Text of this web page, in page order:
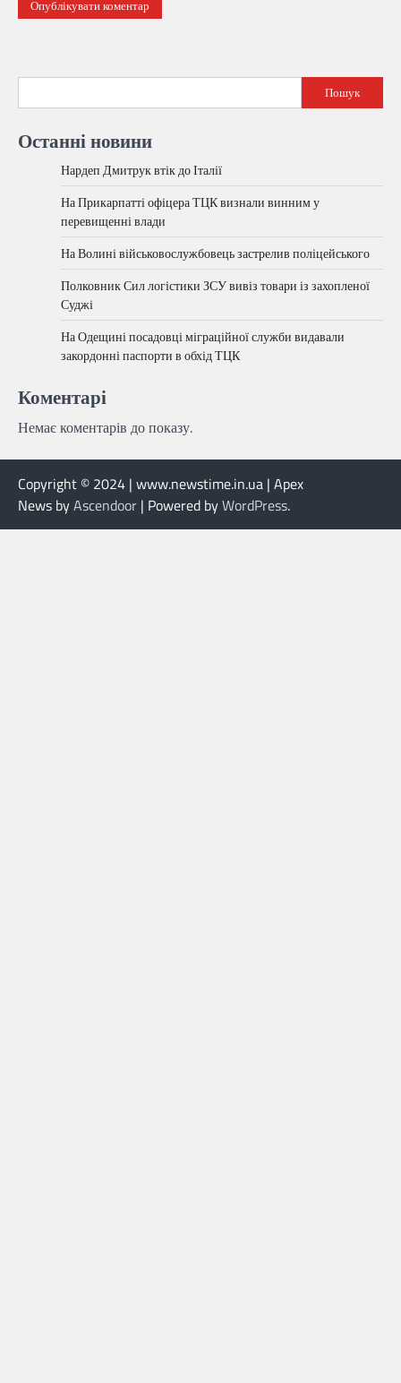
Пошук
Останні новини
Нардеп Дмитрук втік до Італії
На Прикарпатті офіцера ТЦК визнали винним у
перевищенні влади
На Волині військовослужбовець застрелив поліцейського
Полковник Сил логістики ЗСУ вивіз товари із захопленої
Суджі
На Одещині посадовці міграційної служби видавали
закордонні паспорти в обхід ТЦК
Коментарі
Немає коментарів до показу.
Copyright © 2024 | www.newstime.in.ua | Apex
News byAscendoor | Powered byWordPress.